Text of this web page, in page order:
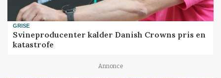
GRISE
Svineproducenter kalder Danish Crowns pris en
katastrofe
Annonce